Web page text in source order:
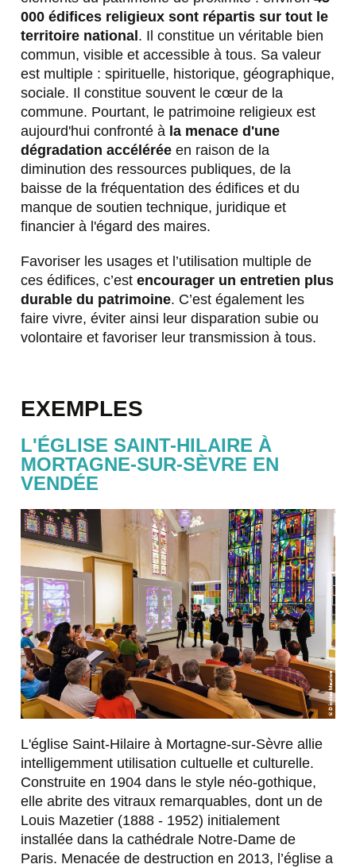
000 édifices religieux sont répartis sur tout le
territoire national . Il constitue un véritable bien
commun, visible et accessible à tous. Sa valeur
est multiple : spirituelle, historique, géographique,
sociale. Il constitue souvent le cœur de la
commune. Pourtant, le patrimoine religieux est
aujourd'hui confronté à la menace d'une
dégradation accélérée en raison de la
diminution des ressources publiques, de la
baisse de la fréquentation des édifices et du
manque de soutien technique, juridique et
financier à l'égard des maires.
Favoriser les usages et l’utilisation multiple de
ces édifices, c’est encourager un entretien plus
durable du patrimoine. C’est également les
faire vivre, éviter ainsi leur disparation subie ou
volontaire et favoriser leur transmission à tous.
EXEMPLES
L'ÉGLISE SAINT-HILAIRE À
MORTAGNE-SUR-SÈVRE EN
VENDÉE
L'église Saint-Hilaire à Mortagne-sur-Sèvre allie
intelligemment utilisation cultuelle et culturelle.
Construite en 1904 dans le style néo-gothique,
elle abrite des vitraux remarquables, dont un de
Louis Mazetier (1888 - 1952) initialement
installée dans la cathédrale Notre-Dame de
Paris. Menacée de destruction en 2013, l’église a